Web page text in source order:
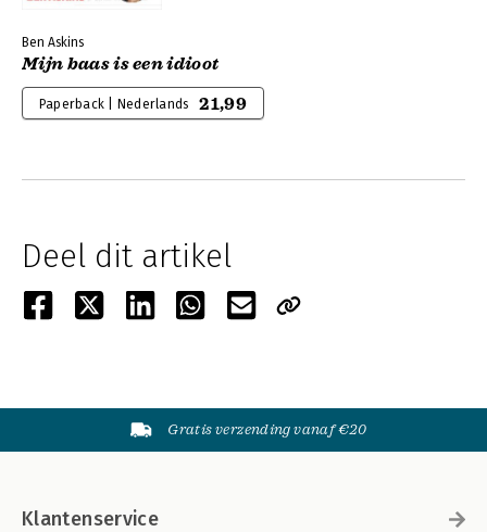
Ben Askins
Mijn baas is een idioot
Paperback | Nederlands 21,99
Deel dit artikel
Gratis verzending vanaf €20
Klantenservice